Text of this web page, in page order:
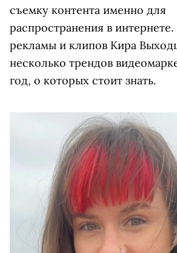
съемку контента именно для
распространения в
рекламы и клипов Кира
несколько трендов
год, о которых стоит знать.